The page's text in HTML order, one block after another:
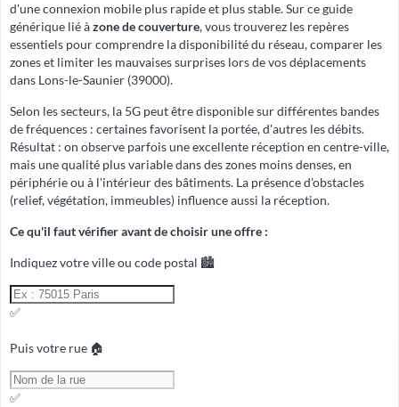
d'une connexion mobile plus rapide et plus stable. Sur ce guide
générique lié àzone de couverture, vous trouverez les repères
essentiels pour comprendre la disponibilité du réseau, comparer les
zones et limiter les mauvaises surprises lors de vos déplacements
dans Lons-le-Saunier (39000).
Selon les secteurs, la 5G peut être disponible sur différentes bandes
de fréquences : certaines favorisent la portée, d'autres les débits.
Résultat : on observe parfois une excellente réception en centre-ville,
mais une qualité plus variable dans des zones moins denses, en
périphérie ou à l'intérieur des bâtiments. La présence d'obstacles
(relief, végétation, immeubles) influence aussi la réception.
Ce qu'il faut vérifier avant de choisir une offre :
Indiquez votre ville ou code postal 🏙️
✅
Puis votre rue 🏠
✅